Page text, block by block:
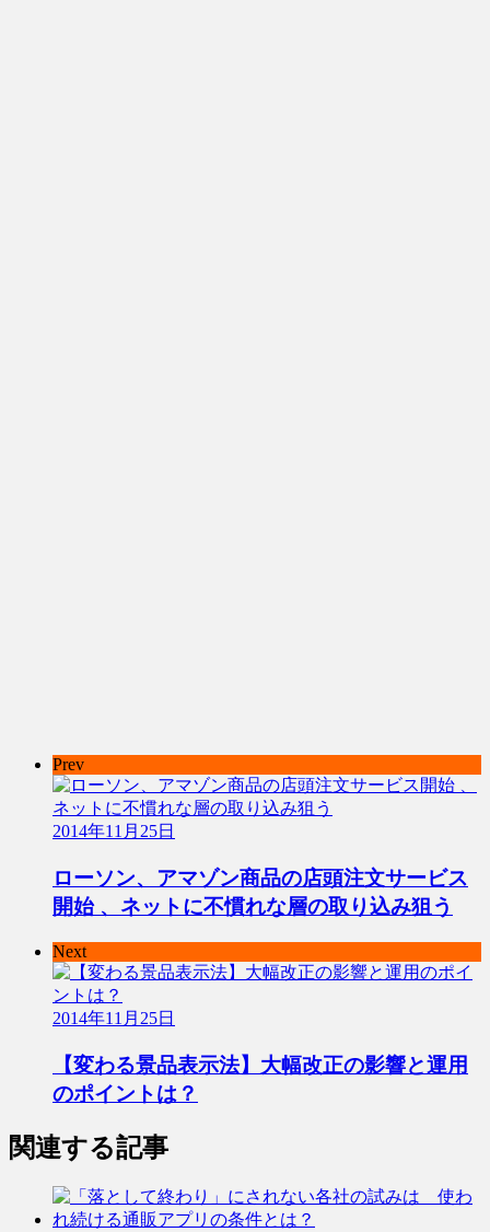
Prev
2014年11月25日
ローソン、アマゾン商品の店頭注文サービス
開始 、ネットに不慣れな層の取り込み狙う
Next
2014年11月25日
【変わる景品表示法】大幅改正の影響と運用
のポイントは？
関連する記事